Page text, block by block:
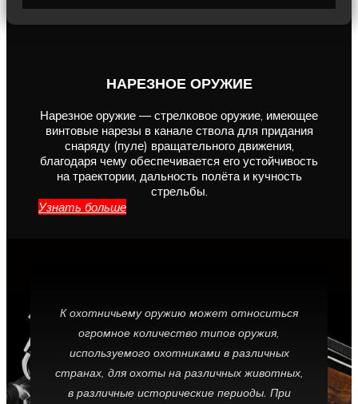
НАРЕЗНОЕ ОРУЖИЕ
Нарезное оружие — стрелковое оружие, имеющее
винтовые нарезы в канале ствола для придания
снаряду (пуле) вращательного движения,
благодаря чему обеспечивается его устойчивость
на траектории, дальность полёта и кучность
стрельбы.
Узнать больше
К охотничьему оружию может относиться
огромное количество типов оружия,
используемого охотниками в различных
странах, для охоты на различных животных,
в различные исторические периоды. При